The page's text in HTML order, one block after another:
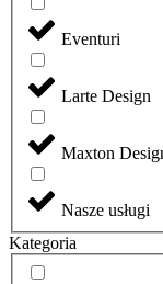
Eventuri
Larte Design
Maxton
Nasze usługi
Kategoria